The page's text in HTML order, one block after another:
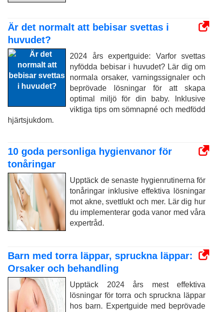
Är det normalt att bebisar svettas i
huvudet?
2024 års expertguide: Varfor svettas
nyfödda bebisar i huvudet? Lär dig om
normala orsaker, varningssignaler och
beprövade lösningar för att skapa
optimal miljö för din baby. Inklusive
viktiga tips om sömnapné och medfödd
hjärtsjukdom.
10 goda personliga hygienvanor för
tonåringar
Upptäck de senaste hygienrutinerna för
tonåringar inklusive effektiva lösningar
mot akne, svettlukt och mer. Lär dig hur
du implementerar goda vanor med våra
expertråd.
Barn med torra läppar, spruckna läppar:
Orsaker och behandling
Upptäck 2024 års mest effektiva
lösningar för torra och spruckna läppar
hos barn. Expertguide med beprövade